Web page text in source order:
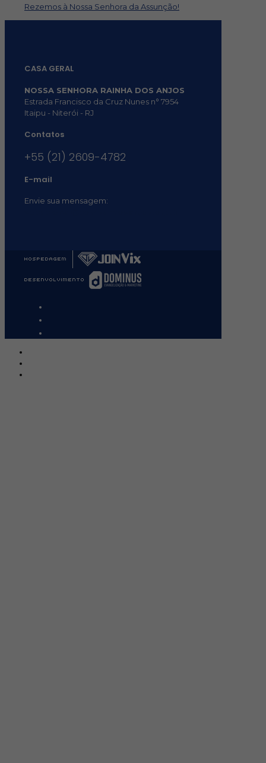
Rezemos à Nossa Senhora da Assunção!
CASA GERAL
NOSSA SENHORA RAINHA DOS ANJOS
Estrada Francisco da Cruz Nunes n° 7954
Itaipu - Niterói - RJ
Contatos
+55 (21) 2609-4782
E-mail
Envie sua mensagem: